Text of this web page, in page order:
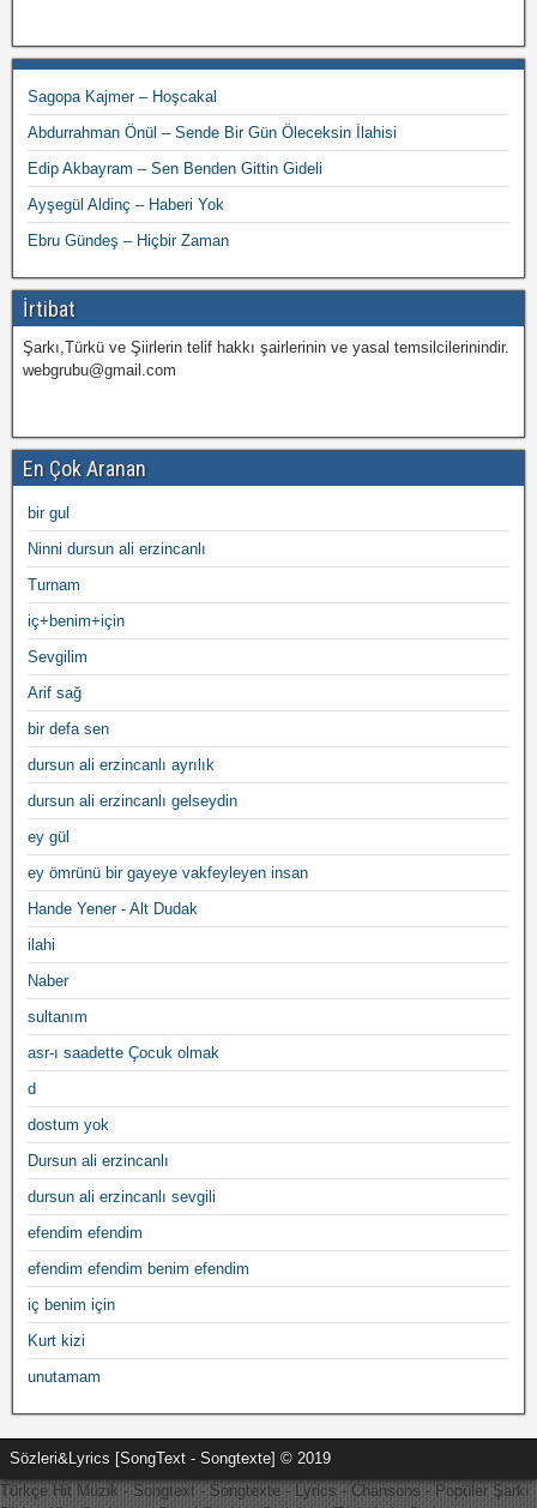
Sagopa Kajmer – Hoşcakal
Abdurrahman Önül – Sende Bir Gün Öleceksin İlahisi
Edip Akbayram – Sen Benden Gittin Gideli
Ayşegül Aldinç – Haberi Yok
Ebru Gündeş – Hiçbir Zaman
İrtibat
Şarkı,Türkü ve Şiirlerin telif hakkı şairlerinin ve yasal temsilcilerinindir.
webgrubu@gmail.com
En Çok Aranan
bir gul
Ninni dursun ali erzincanlı
Turnam
iç+benim+için
Sevgilim
Arif sağ
bir defa sen
dursun ali erzincanlı ayrılık
dursun ali erzincanlı gelseydin
ey gül
ey ömrünü bir gayeye vakfeyleyen insan
Hande Yener - Alt Dudak
ilahi
Naber
sultanım
asr-ı saadette Çocuk olmak
d
dostum yok
Dursun ali erzincanlı
dursun ali erzincanlı sevgili
efendim efendim
efendim efendim benim efendim
iç benim için
Kurt kizi
unutamam
Sözleri&Lyrics [SongText - Songtexte] © 2019
Türkçe Hit Müzik - Songtext - Songtexte - Lyrics - Chansons - Popüler Şarkı